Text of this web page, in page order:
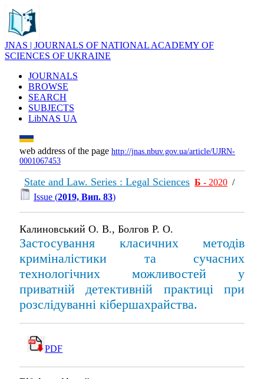
JNAS | JOURNALS OF NATIONAL ACADEMY OF
SCIENCES OF UKRAINE
JOURNALS
BROWSE
SEARCH
SUBJECTS
LibNAS UA
web address of the page http://jnas.nbuv.gov.ua/article/UJRN-
0001067453
State and Law. Series : Legal Sciences Б - 2020 /
Issue (2019, Вип. 83)
Калиновський О. В., Болгов Р. О.
Застосування класичних методів
криміналістики та сучасних
технологічних можливостей у
приватній детективній практиці при
розслідуванні кібершахрайства.
PDF